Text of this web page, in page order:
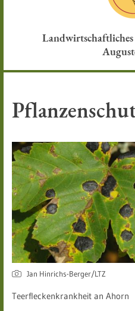
Jan Hinrichs-Berger/LTZ
Teerfleckenkrankheit an Ahorn